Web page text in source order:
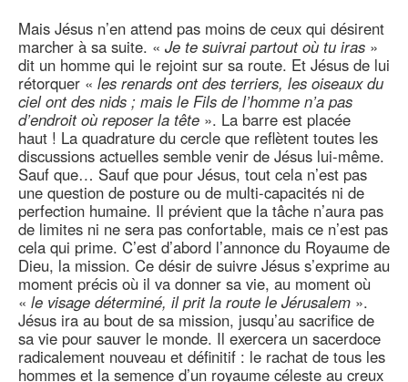
Mais Jésus n’en attend pas moins de ceux qui désirent
marcher à sa suite. « Je te suivrai partout où tu iras »
dit un homme qui le rejoint sur sa route. Et Jésus de lui
rétorquer « les renards ont des terriers, les oiseaux du
ciel ont des nids ; mais le Fils de l’homme n’a pas
d’endroit où reposer la tête ». La barre est placée
haut ! La quadrature du cercle que reflètent toutes les
discussions actuelles semble venir de Jésus lui-même.
Sauf que… Sauf que pour Jésus, tout cela n’est pas
une question de posture ou de multi-capacités ni de
perfection humaine. Il prévient que la tâche n’aura pas
de limites ni ne sera pas confortable, mais ce n’est pas
cela qui prime. C’est d’abord l’annonce du Royaume de
Dieu, la mission. Ce désir de suivre Jésus s’exprime au
moment précis où il va donner sa vie, au moment où
« le visage déterminé, il prit la route le Jérusalem ».
Jésus ira au bout de sa mission, jusqu’au sacrifice de
sa vie pour sauver le monde. Il exercera un sacerdoce
radicalement nouveau et définitif : le rachat de tous les
hommes et la semence d’un royaume céleste au creux